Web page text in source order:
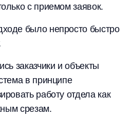
с приемом заявок.
было непросто быстро
заказчики и объекты
в принципе
работу отдела как
срезам.